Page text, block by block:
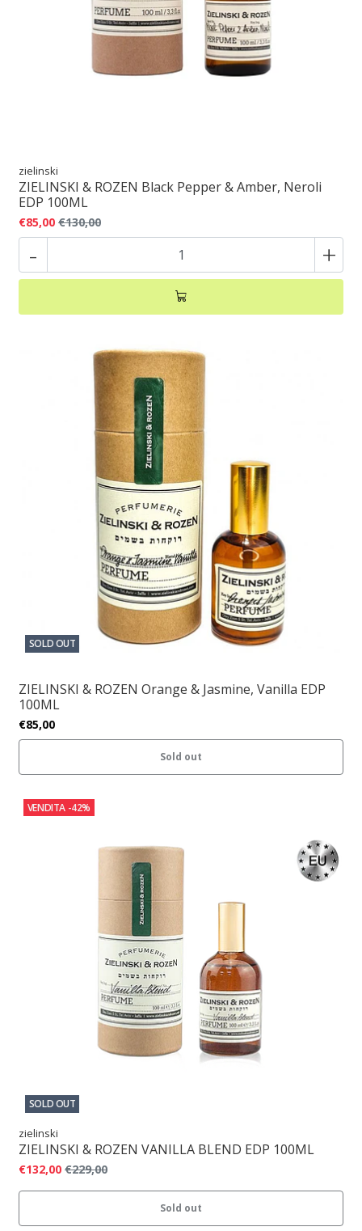
zielinski
ZIELINSKI & ROZEN Black Pepper & Amber, Neroli
EDP 100ML
€85,00 €130,00
- +
SOLD OUT
ZIELINSKI & ROZEN Orange & Jasmine, Vanilla EDP
100ML
€85,00
Sold out
VENDITA -42%
SOLD OUT
zielinski
ZIELINSKI & ROZEN VANILLA BLEND EDP 100ML
€132,00 €229,00
Sold out